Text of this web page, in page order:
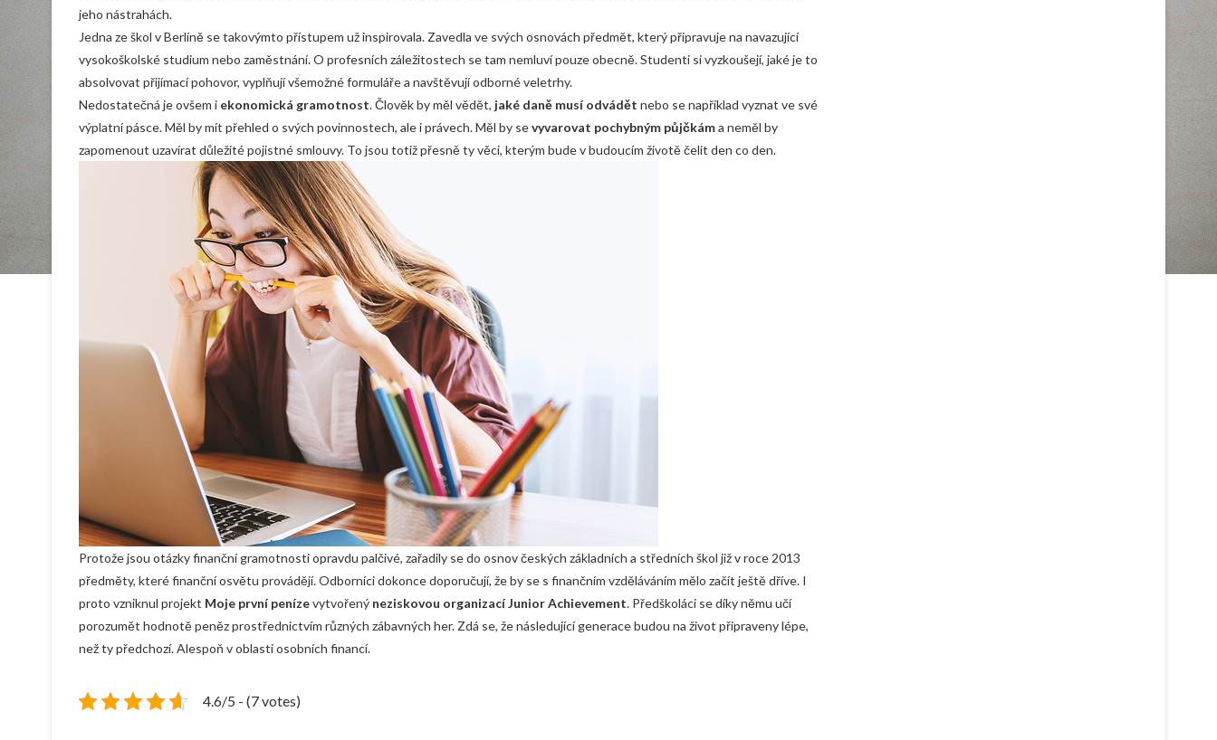
jeho nástrahách.
Jedna ze škol v Berlíně se takovýmto přístupem už inspirovala. Zavedla ve svých osnovách předmět, který připravuje na navazující
vysokoškolské studium nebo zaměstnání. O profesních záležitostech se tam nemluví pouze obecně. Studenti si vyzkoušejí, jaké je to
absolvovat přijímací pohovor, vyplňují všemožné formuláře a navštěvují odborné veletrhy.
Nedostatečná je ovšem i ekonomická gramotnost. Člověk by měl vědět, jaké daně musí odvádět nebo se například vyznat ve své
výplatní pásce. Měl by mít přehled o svých povinnostech, ale i právech. Měl by sevyvarovat pochybným půjčkáma neměl by
zapomenout uzavírat důležité pojistné smlouvy. To jsou totiž přesně ty věci, kterým bude v budoucím životě čelit den co den.
Protože jsou otázky finanční gramotnosti opravdu palčivé, zařadily se do osnov českých základních a středních škol již v roce 2013
předměty, které finanční osvětu provádějí. Odborníci dokonce doporučují, že by se s finančním vzděláváním mělo začít ještě dříve. I
proto vzniknul projekt Moje první penízevytvořený neziskovou organizací Junior Achievement. Předškoláci se díky němu učí
porozumět hodnotě peněz prostřednictvím různých zábavných her. Zdá se, že následující generace budou na život připraveny lépe,
než ty předchozí. Alespoň v oblasti osobních financí.
4.6/5 - (7 votes)